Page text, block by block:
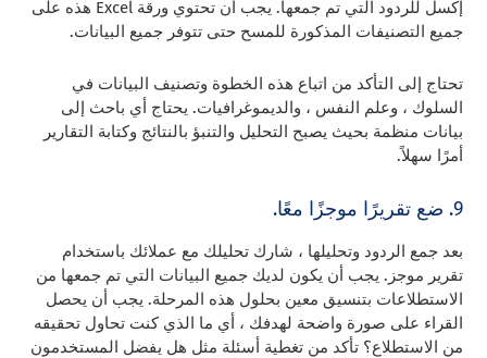
إكسل للردود التي تم جمعها. يجب أن تحتوي ورقة Excel هذه على
جميع التصنيفات المذكورة للمسح حتى تتوفر جميع البيانات.
تحتاج إلى التأكد من اتباع هذه الخطوة وتصنيف البيانات في
السلوك ، وعلم النفس ، والديموغرافيات. يحتاج أي باحث إلى
بيانات منظمة بحيث يصبح التحليل والتنبؤ بالنتائج وكتابة التقارير
أمرًا سهلاً.
9. ضع تقريرًا موجزًا ​​معًا.
بعد جمع الردود وتحليلها ، شارك تحليلك مع عملائك باستخدام
تقرير موجز. يجب أن يكون لديك جميع البيانات التي تم جمعها من
الاستطلاعات بتنسيق معين بحلول هذه المرحلة. يجب أن يحصل
القراء على صورة واضحة لهدفك ، أي ما الذي كنت تحاول تحقيقه
من الاستطلاع؟ تأكد من تغطية أسئلة مثل هل يفضل المستخدمون